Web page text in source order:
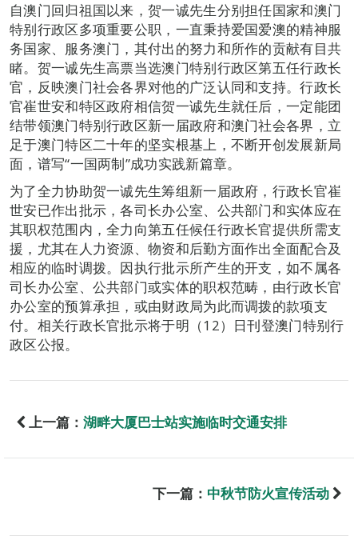
自澳门回归祖国以来，贺一诚先生分别担任国家和澳门
特别行政区多项重要公职，一直秉持爱国爱澳的精神服
务国家、服务澳门，其付出的努力和所作的贡献有目共
睹。贺一诚先生高票当选澳门特别行政区第五任行政长
官，反映澳门社会各界对他的广泛认同和支持。行政长
官崔世安和特区政府相信贺一诚先生就任后，一定能团
结带领澳门特别行政区新一届政府和澳门社会各界，立
足于澳门特区二十年的坚实根基上，不断开创发展新局
面，谱写“一国两制”成功实践新篇章。
为了全力协助贺一诚先生筹组新一届政府，行政长官崔
世安已作出批示，各司长办公室、公共部门和实体应在
其职权范围内，全力向第五任候任行政长官提供所需支
援，尤其在人力资源、物资和后勤方面作出全面配合及
相应的临时调拨。因执行批示所产生的开支，如不属各
司长办公室、公共部门或实体的职权范畴，由行政长官
办公室的预算承担，或由财政局为此而调拨的款项支
付。相关行政长官批示将于明（12）日刊登澳门特别行
政区公报。
上一篇： 湖畔大厦巴士站实施临时交通安排
下一篇： 中秋节防火宣传活动